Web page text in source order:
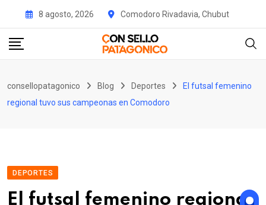
content
8 agosto, 2026 Comodoro Rivadavia, Chubut
consellopatagonico Blog Deportes
El futsal femenino
regional tuvo sus campeonas en Comodoro
DEPORTES
El futsal femenino regional